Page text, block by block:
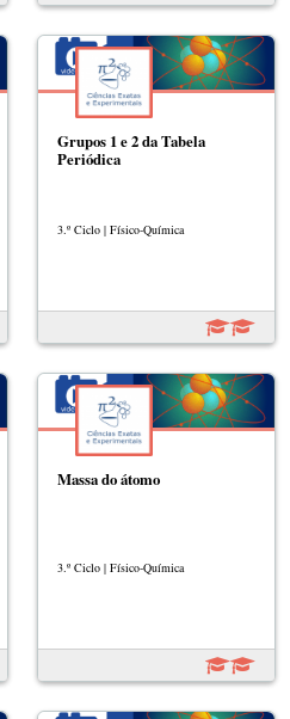
Grupos 1 e 2 da Tabela
Periódica
3.º Ciclo | Físico-Química
Massa do átomo
3.º Ciclo | Físico-Química